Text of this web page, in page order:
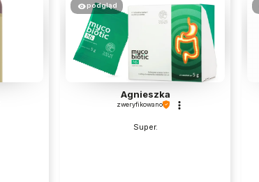
podgląd
Agnieszka
zweryfikowano
Super.